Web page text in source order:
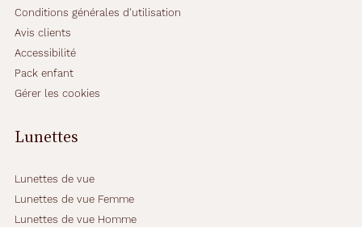
Conditions générales d'utilisation
Avis clients
Accessibilité
Pack enfant
Gérer les cookies
Lunettes
Lunettes de vue
Lunettes de vue Femme
Lunettes de vue Homme